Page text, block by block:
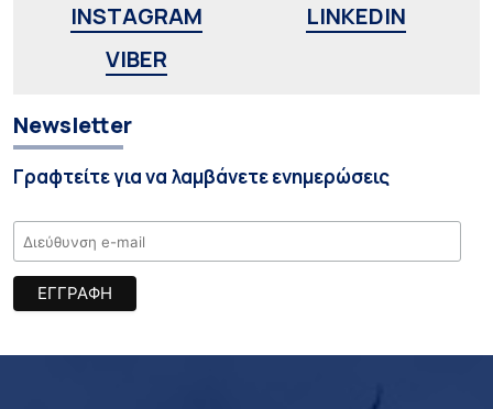
INSTAGRAM
LINKEDIN
VIBER
Newsletter
Γραφτείτε για να λαμβάνετε ενημερώσεις